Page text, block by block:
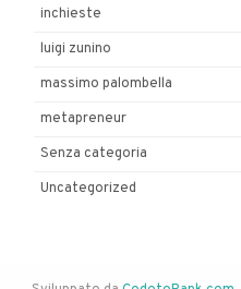
inchieste
luigi zunino
massimo palombella
metapreneur
Senza categoria
Uncategorized